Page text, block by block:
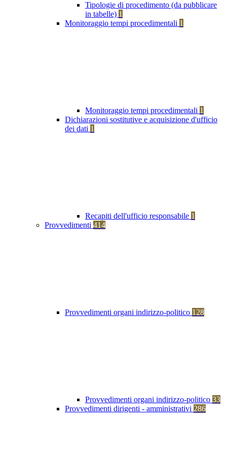
Tipologie di procedimento (da pubblicare
in tabelle) 1
Monitoraggio tempi procedimentali 1
Monitoraggio tempi procedimentali 1
Dichiarazioni sostitutive e acquisizione d'ufficio
dei dati 1
Recapiti dell'ufficio responsabile 1
Provvedimenti 414
Provvedimenti organi indirizzo-politico 128
Provvedimenti organi indirizzo-politico 33
Provvedimenti dirigenti - amministrativi 286